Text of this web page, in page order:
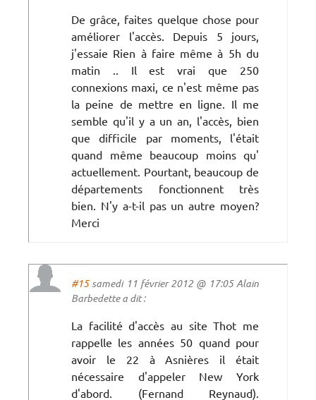
De grâce, faites quelque chose pour
améliorer l'accès. Depuis 5 jours,
j'essaie Rien à faire même à 5h du
matin .. Il est vrai que 250
connexions maxi, ce n'est même pas
la peine de mettre en ligne. Il me
semble qu'il y a un an, l'accès, bien
que difficile par moments, l'était
quand même beaucoup moins qu'
actuellement. Pourtant, beaucoup de
départements fonctionnent très
bien. N'y a-t-il pas un autre moyen?
Merci
#15samedi 11 février 2012 @ 17:05 Alain
Barbedette a dit :
La facilité d'accès au site Thot me
rappelle les années 50 quand pour
avoir le 22 à Asnières il était
nécessaire d'appeler New York
d'abord. (Fernand Reynaud).